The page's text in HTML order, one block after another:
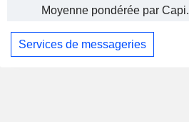
Moyenne pondérée par Capi.
Services de messageries